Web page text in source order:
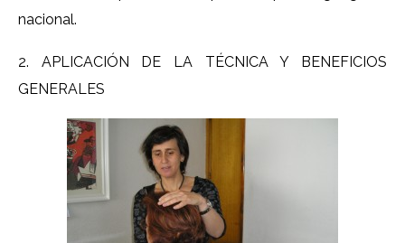
nacional.
2. APLICACIÓN DE LA TÉCNICA Y BENEFICIOS
GENERALES